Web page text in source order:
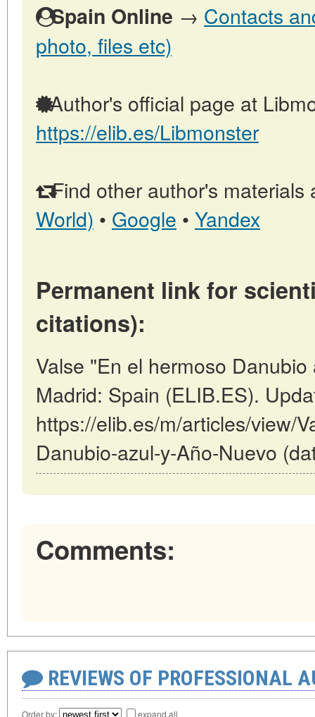
Spain Online → Contacts
photo, files etc)
Author's official page at
https://elib.es/Libmonster
Find other author's materials
World) • Google • Yandex
Permanent link for
citations):
Valse "En el hermoso
Madrid: Spain (ELIB.ES).
https://elib.es/m/articles/view/
Danubio-azul-y-Año-Nuevo
Comments:
REVIEWS OF PROFESSIONAL
Order by: expand all